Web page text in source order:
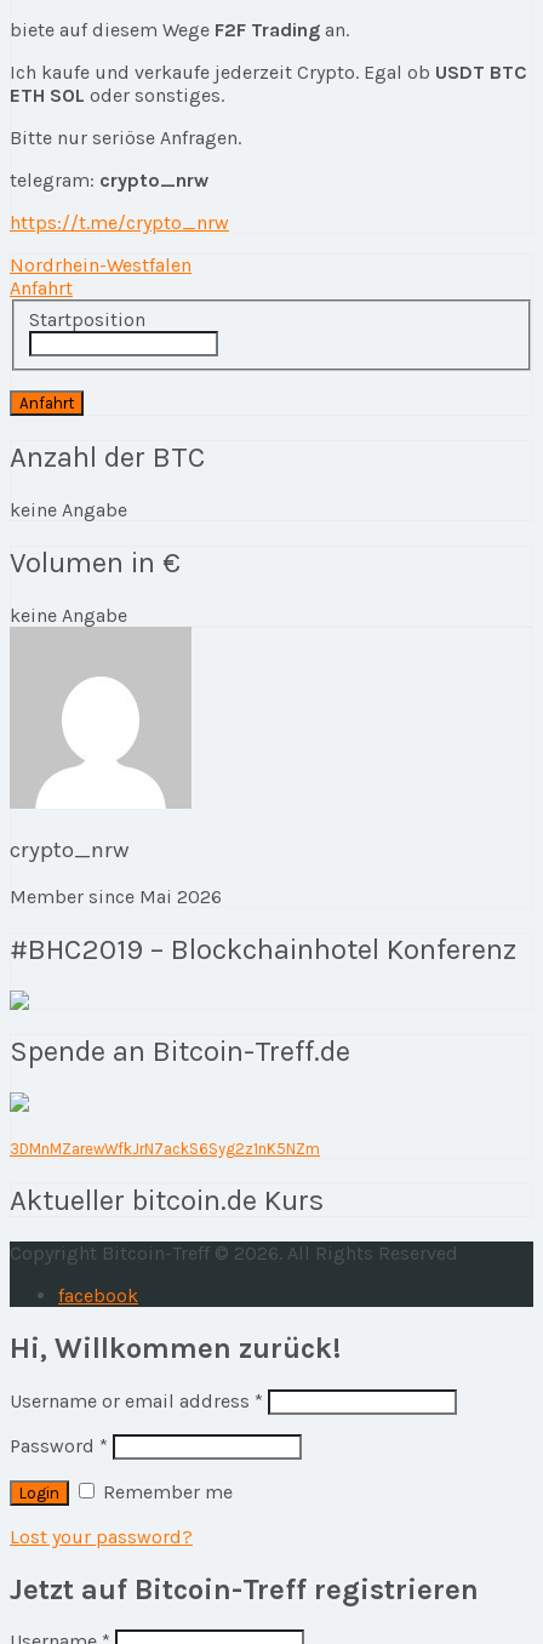
biete auf diesem Wege F2F Trading an.
Ich kaufe und verkaufe jederzeit Crypto. Egal ob USDT BTC
ETH SOL oder sonstiges.
Bitte nur seriöse Anfragen.
telegram: crypto_nrw
https://t.me/crypto_nrw
Nordrhein-Westfalen
Anfahrt
Startposition
Anzahl der BTC
keine Angabe
Volumen in €
keine Angabe
crypto_nrw
Member since Mai 2026
#BHC2019 – Blockchainhotel Konferenz
Spende an Bitcoin-Treff.de
3DMnMZarewWfkJrN7ackS6Syg2z1nK5NZm
Aktueller bitcoin.de Kurs
Copyright Bitcoin-Treff © 2026. All Rights Reserved
facebook
Hi, Willkommen zurück!
Username or email address *
Password *
Remember me
Lost your password?
Jetzt auf Bitcoin-Treff registrieren